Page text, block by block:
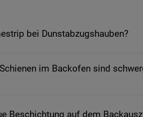
bei Dunstabzugshauben?
im Backofen sind
Beschichtung auf dem